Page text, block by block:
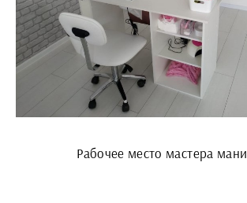
Рабочее место мастера